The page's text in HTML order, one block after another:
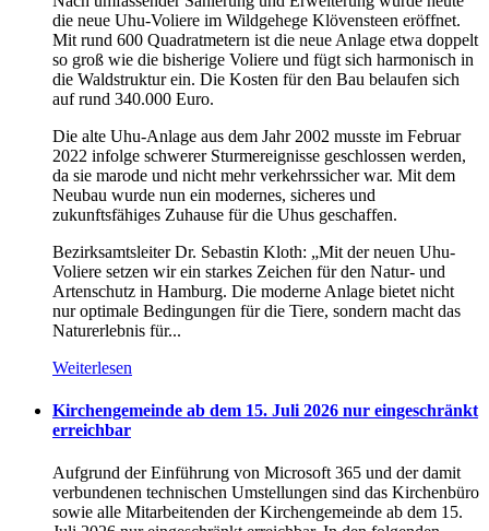
die neue Uhu-Voliere im Wildgehege Klövensteen eröffnet.
Mit rund 600 Quadratmetern ist die neue Anlage etwa doppelt
so groß wie die bisherige Voliere und fügt sich harmonisch in
die Waldstruktur ein. Die Kosten für den Bau belaufen sich
auf rund 340.000 Euro.
Die alte Uhu-Anlage aus dem Jahr 2002 musste im Februar
2022 infolge schwerer Sturmereignisse geschlossen werden,
da sie marode und nicht mehr verkehrssicher war. Mit dem
Neubau wurde nun ein modernes, sicheres und
zukunftsfähiges Zuhause für die Uhus geschaffen.
Bezirksamtsleiter Dr. Sebastin Kloth: „Mit der neuen Uhu-
Voliere setzen wir ein starkes Zeichen für den Natur- und
Artenschutz in Hamburg. Die moderne Anlage bietet nicht
nur optimale Bedingungen für die Tiere, sondern macht das
Naturerlebnis für...
Weiterlesen
Kirchengemeinde ab dem 15. Juli 2026 nur eingeschränkt
erreichbar
Aufgrund der Einführung von Microsoft 365 und der damit
verbundenen technischen Umstellungen sind das Kirchenbüro
sowie alle Mitarbeitenden der Kirchengemeinde ab dem 15.